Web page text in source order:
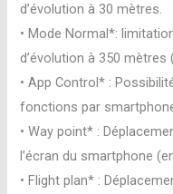
d’évolution à 30 mètres.
• Mode Normal*:
d’évolution à 350
• App Control* :
fonctions par
• Way point* :
l’écran du smartphone
• Flight plan* :